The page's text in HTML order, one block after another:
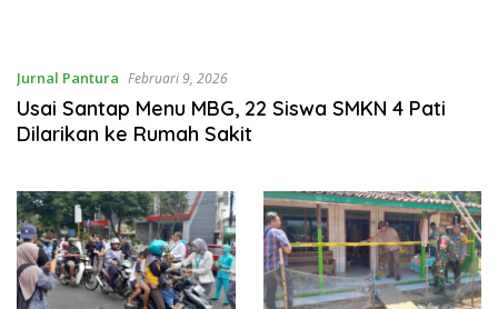
Jurnal Pantura Februari 9, 2026
Usai Santap Menu MBG, 22 Siswa SMKN 4 Pati
Dilarikan ke Rumah Sakit